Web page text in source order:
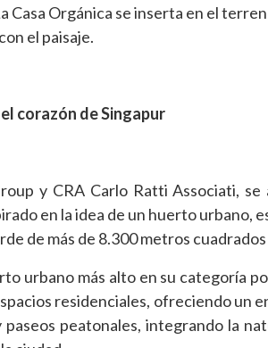
Casa Orgánica se inserta en el
el paisaje.
corazón de Singapur
y CRA Carlo Ratti Associati,
en la idea de un huerto urbano,
de más de 8.300 metros
urbano más alto en su categoría
residenciales, ofreciendo un
peatonales, integrando la